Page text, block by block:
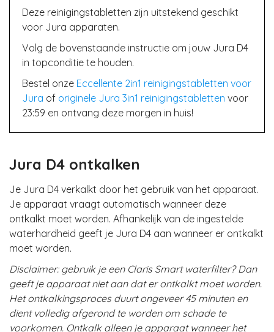
Deze reinigingstabletten zijn uitstekend geschikt
voor Jura apparaten.
Volg de bovenstaande instructie om jouw Jura D4
in topconditie te houden.
Bestel onze Eccellente 2in1 reinigingstabletten voor
Jura of originele Jura 3in1 reinigingstabletten voor
23:59 en ontvang deze morgen in huis!
Jura D4 ontkalken
Je Jura D4 verkalkt door het gebruik van het apparaat.
Je apparaat vraagt automatisch wanneer deze
ontkalkt moet worden. Afhankelijk van de ingestelde
waterhardheid geeft je Jura D4 aan wanneer er ontkalkt
moet worden.
Disclaimer: gebruik je een Claris Smart waterfilter? Dan
geeft je apparaat niet aan dat er ontkalkt moet worden.
Het ontkalkingsproces duurt ongeveer 45 minuten en
dient volledig afgerond te worden om schade te
voorkomen. Ontkalk alleen je apparaat wanneer het